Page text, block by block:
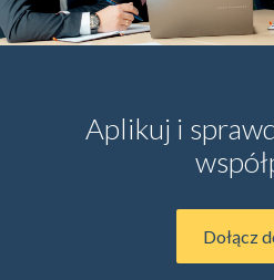
Aplikuj i
Dołącz